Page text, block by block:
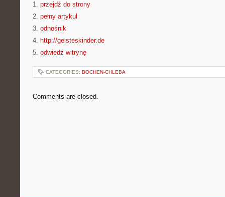
1. przejdź do strony
2. pełny artykuł
3. odnośnik
4. http://geisteskinder.de
5. odwiedź witrynę
CATEGORIES: BOCHEN-CHLEBA
Comments are closed.